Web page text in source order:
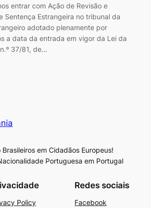
entrar com Ação de Revisão e
Sentença Estrangeira no tribunal da
adotado plenamente por
a data da entrada em vigor da Lei da
37/81, de…
em Cidadãos Europeus!
Portuguesa em Portugal
Policy
Redes sociais
Facebook